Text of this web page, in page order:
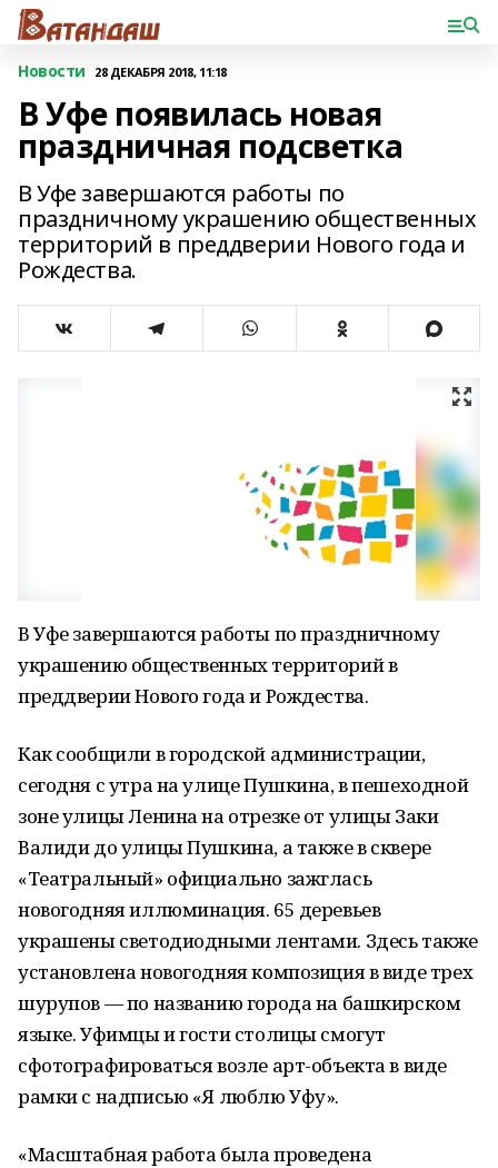
Новости 28 ДЕКАБРЯ 2018, 11:18
В Уфе появилась новая
праздничная подсветка
В Уфе завершаются работы по
праздничному украшению общественных
территорий в преддверии Нового года и
Рождества.
В Уфе завершаются работы по праздничному
украшению общественных территорий в
преддверии Нового года и Рождества.
Как сообщили в городской администрации,
сегодня с утра на улице Пушкина, в пешеходной
зоне улицы Ленина на отрезке от улицы Заки
Валиди до улицы Пушкина, а также в сквере
«Театральный» официально зажглась
новогодняя иллюминация. 65 деревьев
украшены светодиодными лентами. Здесь также
установлена новогодняя композиция в виде трех
шурупов — по названию города на башкирском
языке. Уфимцы и гости столицы смогут
сфотографироваться возле арт-объекта в виде
рамки с надписью «Я люблю Уфу».
«Масштабная работа была проведена